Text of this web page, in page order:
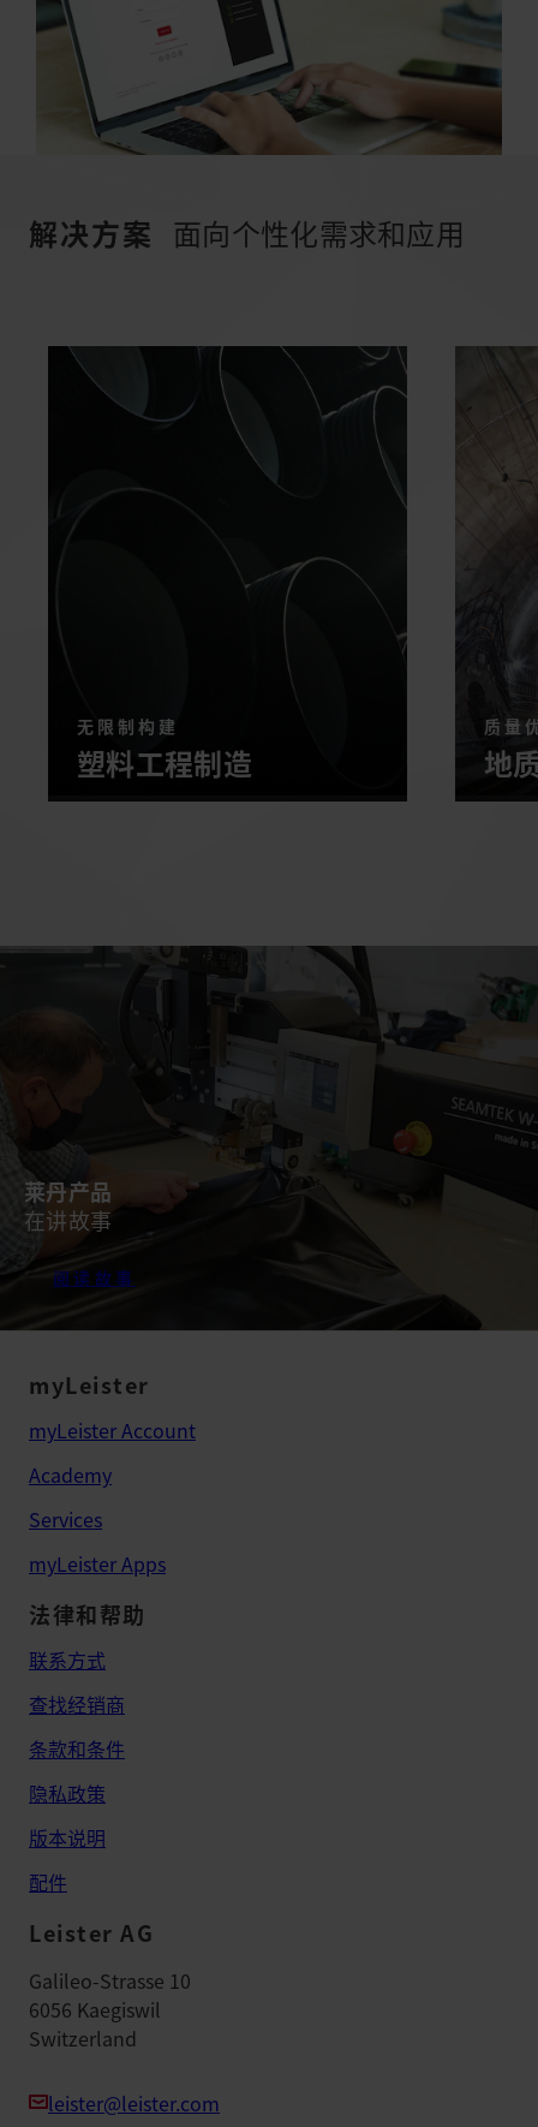
解决方案 面向个性化需求和应用
无限制构建
塑料工程制造
质量
地
莱丹产品
在讲故事
阅读故事
myLeister
myLeister Account
Academy
Services
myLeister Apps
法律和帮助
联系方式
查找经销商
条款和条件
隐私政策
版本说明
配件
Leister AG
Galileo-Strasse 10
6056 Kaegiswil
Switzerland
leister@leister.com